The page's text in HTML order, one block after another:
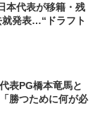
本代表が移籍・残
就発表…“ドラフト
表PG橋本竜馬と
勝つために何が必